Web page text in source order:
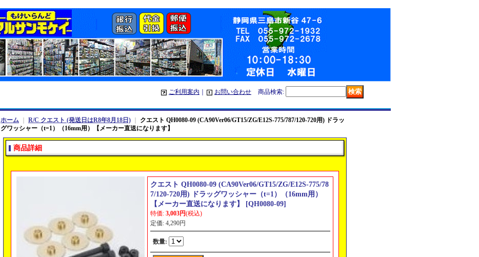
ご利用案内 お問い合わせ 商品検索:
ホーム R/C クエスト (発送日はR8年8月18日)
クエスト QH0080-09 (CA90Ver06/GT15/ZG/E12S-775/787/120-720用) ドラッ
グワッシャー（t=1）（16mm用）【メーカー直送になります】
商品詳細
クエスト QH0080-09 (CA90Ver06/GT15/ZG/E12S-775/78
7/120-720用) ドラッグワッシャー（t=1）（16mm用）
【メーカー直送になります】
[QH0080-09]
特価: 3,003円(税込)
定価: 4,290円
数量: